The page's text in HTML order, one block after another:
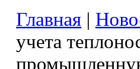
Главная |
учета